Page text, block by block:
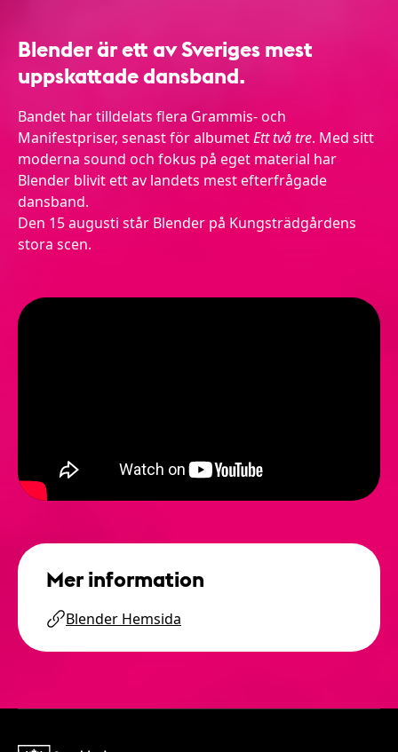
Blender är ett av Sveriges mest
uppskattade dansband.
Bandet har tilldelats flera Grammis- och
Manifestpriser, senast för albumetEtt två tre. Med sitt
moderna sound och fokus på eget material har
Blender blivit ett av landets mest efterfrågade
dansband.
Den 15 augusti står Blender på Kungsträdgårdens
stora scen.
Mer information
Blender Hemsida